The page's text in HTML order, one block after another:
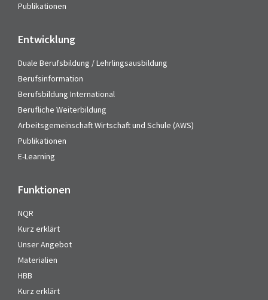
Publikationen
Entwicklung
Duale Berufsbildung / Lehrlingsausbildung
Berufsinformation
Berufsbildung International
Berufliche Weiterbildung
Arbeitsgemeinschaft Wirtschaft und Schule (AWS)
Publikationen
E-Learning
Funktionen
NQR
Kurz erklärt
Unser Angebot
Materialien
HBB
Kurz erklärt